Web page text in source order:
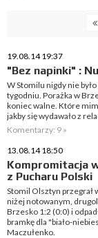
19.08.14 19:37
"Bez napinki" :
W Stomilu nigdy nie
tygodniu. Porażka w
koniec walne. Które
jakby się wydawało z
Komentarzy: 9 »
13.08.14 18:50
Kompromitacja
z Pucharu Polski
Stomil Olsztyn przegrał
niżej notowanym,
Brzesko 1:2 (0:0) i
bramkę dla "biało-
Maczułenko.